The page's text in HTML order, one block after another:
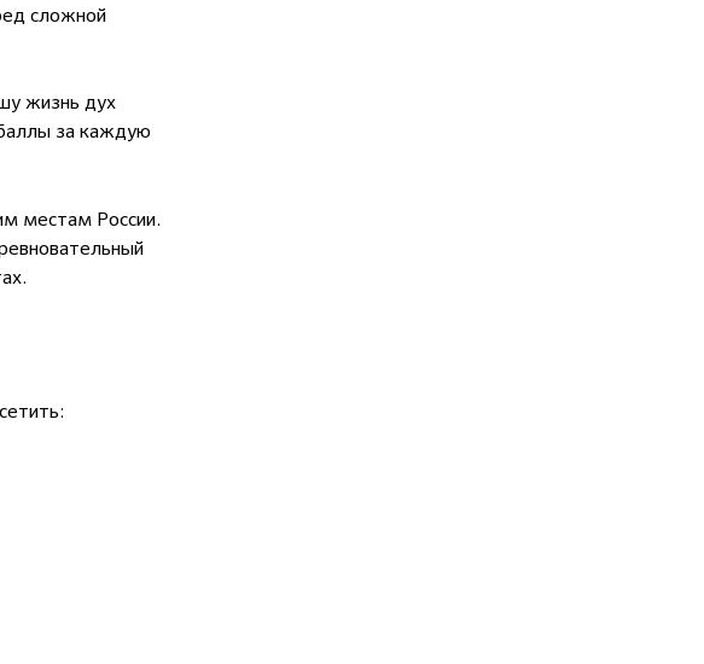
сложной
жизнь дух
за каждую
местам России.